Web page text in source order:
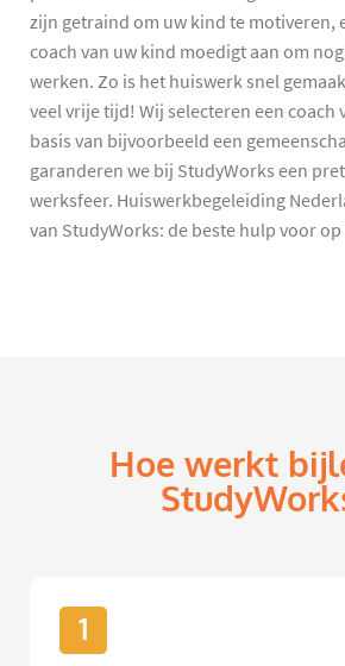
zijn getraind om uw kind te motiveren,
coach van uw kind moedigt aan om
werken. Zo is het huiswerk snel
veel vrije tijd! Wij selecteren een coach
basis van bijvoorbeeld een
garanderen we bij StudyWorks een
werksfeer. Huiswerkbegeleiding
van StudyWorks: de beste hulp voor
Hoe werkt
1